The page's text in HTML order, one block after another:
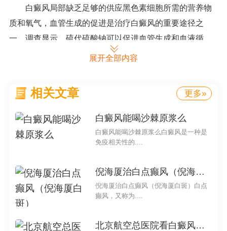
白癜风局部缺乏足够的供应黑色素细胞所需的营养物
质和氧气，血管生成的促进是治疗白癜风的重要途径之
一。调查显示，硫代硫酸钠可以促进血管生成和血液循
环，改善黑色素细胞的供血情况，有助于白癜风的治疗。
注意的是，每个患者的病情都是不同的，对治疗的反应也
议患者咨询专业的医生，进行详细的诊断和评估。除了药
物治疗，患者还应注意调整自己的心态，保持良好的生活
注意：本文仅提供一般性的医学信息，并不是专业医
疗建议。如需具体的治疗方案，请咨询专业医生。
硫代硫酸钠对白癜风有用吗
展开全部内容
相关文章 更多»
白癜风能喝沙棘原浆么
白癜风能喝沙棘原浆么白癜风是一种是
免疫相关性的....
倪海厦治白点癫风（倪海厦白斑）
倪海厦治白点癫风（倪海厦白斑）白点
癫风，又称为....
北京航空总医院看白癜风怎么样